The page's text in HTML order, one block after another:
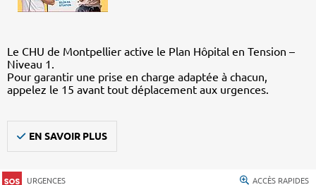
Le CHU de Montpellier active le Plan Hôpital en Tension –
Niveau 1.
Pour garantir une prise en charge adaptée à chacun,
appelez le 15 avant tout déplacement aux urgences.
EN SAVOIR PLUS
URGENCES ACCÈS RAPIDES